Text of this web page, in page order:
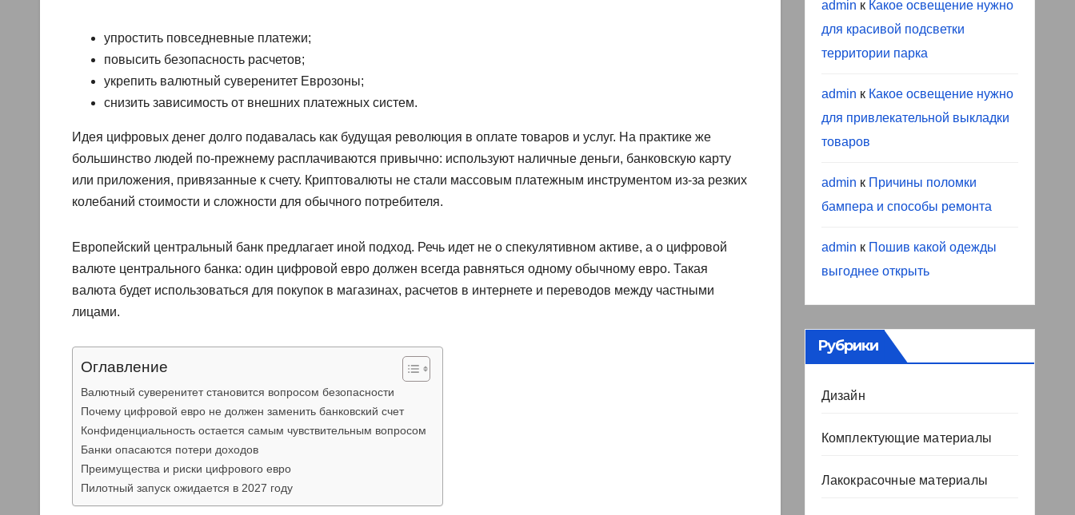
упростить повседневные платежи;
повысить безопасность расчетов;
укрепить валютный суверенитет Еврозоны;
снизить зависимость от внешних платежных систем.
Идея цифровых денег долго подавалась как будущая революция в оплате товаров и услуг. На практике же
большинство людей по-прежнему расплачиваются привычно: используют наличные деньги, банковскую карту
или приложения, привязанные к счету. Криптовалюты не стали массовым платежным инструментом из-за резких
колебаний стоимости и сложности для обычного потребителя.
Европейский центральный банк предлагает иной подход. Речь идет не о спекулятивном активе, а о цифровой
валюте центрального банка: один цифровой евро должен всегда равняться одному обычному евро. Такая
валюта будет использоваться для покупок в магазинах, расчетов в интернете и переводов между частными
лицами.
Оглавление
Валютный суверенитет становится вопросом безопасности
Почему цифровой евро не должен заменить банковский счет
Конфиденциальность остается самым чувствительным вопросом
Банки опасаются потери доходов
Преимущества и риски цифрового евро
Пилотный запуск ожидается в 2027 году
admin к Какое освещение нужно
для красивой подсветки
территории парка
admin к Какое освещение нужно
для привлекательной выкладки
товаров
admin к Причины поломки
бампера и способы ремонта
admin к Пошив какой одежды
выгоднее открыть
Рубрики
Дизайн
Комплектующие материалы
Лакокрасочные материалы